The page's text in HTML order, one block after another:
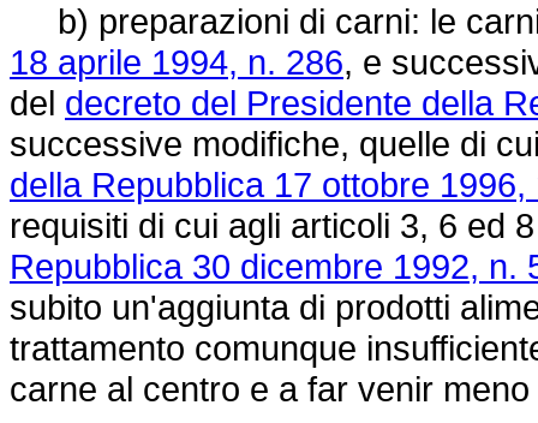
b) preparazioni di carni: le
18 aprile 1994, n. 286, e
del decreto del Presidente della
successive modifiche, quelle di
della Repubblica 17 ottobre 1996,
requisiti di cui agli articoli 3, 6 ed
Repubblica 30 dicembre 1992, n.
subito un'aggiunta di prodotti
trattamento comunque
carne al centro e a far venir